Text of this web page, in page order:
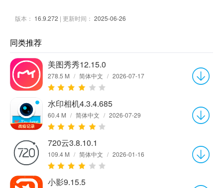
版本： 16.9.272 | 更新时间： 2025-06-26
同类推荐
美图秀秀12.15.0
278.5 M / 简体中文 / 2026-07-17
水印相机4.3.4.685
60.4 M / 简体中文 / 2026-07-29
720云3.8.10.1
109.4 M / 简体中文 / 2026-01-16
小影9.15.5